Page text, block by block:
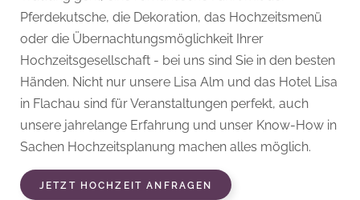
Pferdekutsche, die Dekoration, das Hochzeitsmenü
oder die Übernachtungsmöglichkeit Ihrer
Hochzeitsgesellschaft - bei uns sind Sie in den besten
Händen. Nicht nur unsere Lisa Alm und das Hotel Lisa
in Flachau sind für Veranstaltungen perfekt, auch
unsere jahrelange Erfahrung und unser Know-How in
Sachen Hochzeitsplanung machen alles möglich.
JETZT HOCHZEIT ANFRAGEN